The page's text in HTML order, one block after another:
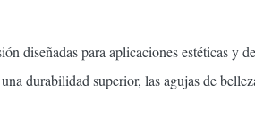
diseñadas para aplicaciones estéticas y
durabilidad superior, las agujas de